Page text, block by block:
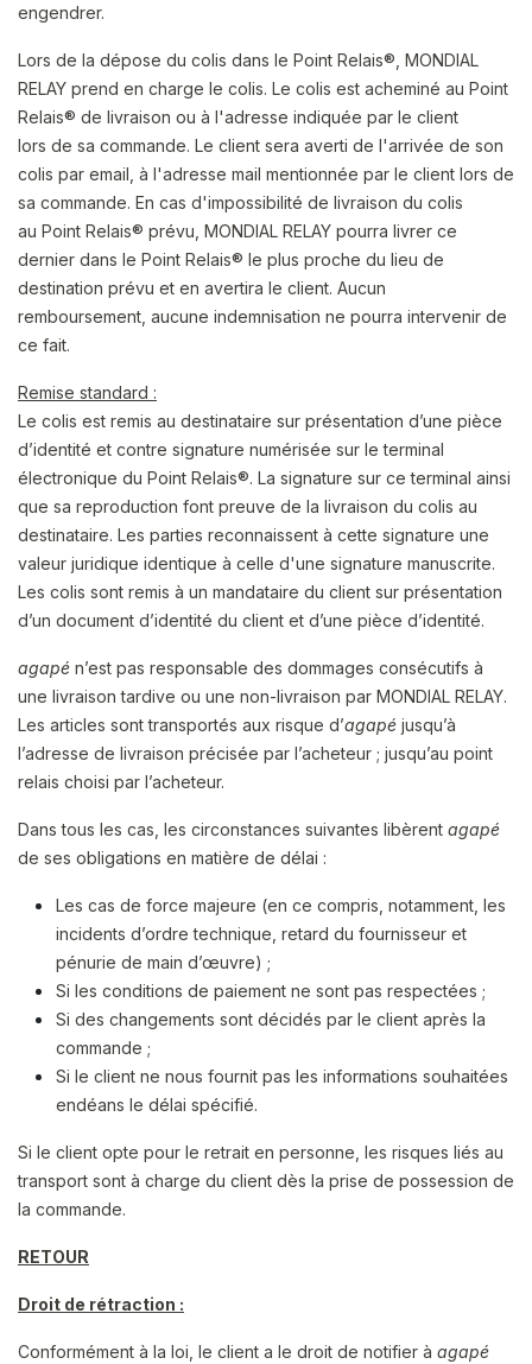
engendrer.
Lors de la dépose du colis dans le Point Relais®, MONDIAL
RELAY prend en charge le colis. Le colis est acheminé au Point
Relais® de livraison ou à l'adresse indiquée par le client
lors de sa commande. Le client sera averti de l'arrivée de son
colis par email, à l'adresse mail mentionnée par le client lors de
sa commande. En cas d'impossibilité de livraison du colis
au Point Relais® prévu, MONDIAL RELAY pourra livrer ce
dernier dans le Point Relais® le plus proche du lieu de
destination prévu et en avertira le client. Aucun
remboursement, aucune indemnisation ne pourra intervenir de
ce fait.
Remise standard :
Le colis est remis au destinataire sur présentation d’une pièce
d’identité et contre signature numérisée sur le terminal
électronique du Point Relais®. La signature sur ce terminal ainsi
que sa reproduction font preuve de la livraison du colis au
destinataire. Les parties reconnaissent à cette signature une
valeur juridique identique à celle d'une signature manuscrite.
Les colis sont remis à un mandataire du client sur présentation
d’un document d’identité du client et d’une pièce d’identité.​
agapé n’est pas responsable des dommages consécutifs à
une livraison tardive ou une non-livraison par MONDIAL RELAY.
Les articles sont transportés aux risque d’agapé jusqu’à
l’adresse de livraison précisée par l’acheteur ; jusqu’au point
relais choisi par l’acheteur.
Dans tous les cas, les circonstances suivantes libèrent agapé
de ses obligations en matière de délai :
Les cas de force majeure (en ce compris, notamment, les
incidents d’ordre technique, retard du fournisseur et
pénurie de main d’œuvre) ;
Si les conditions de paiement ne sont pas respectées ;
Si des changements sont décidés par le client après la
commande ;
Si le client ne nous fournit pas les informations souhaitées
endéans le délai spécifié.
Si le client opte pour le retrait en personne, les risques liés au
transport sont à charge du client dès la prise de possession de
la commande.
RETOUR
Droit de rétraction :
Conformément à la loi, le client a le droit de notifier à agapé